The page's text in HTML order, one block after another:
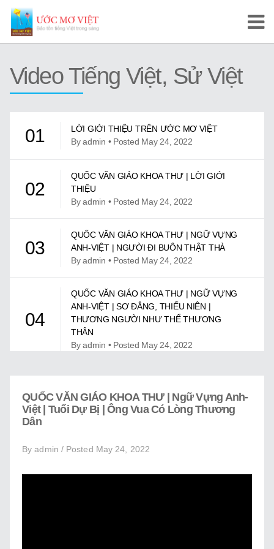
Cuộc Thi Ước Mơ Việt
Hướng Dẫn
Tài Liệu Học Tập
Video Tự Học và Dạy Tiếng Việt
Video Đọc Truyện
Video Tiếng Việt, Sử Việt
Giới Thiệu
Trung Tâm Việt Ngữ
Video Tiếng Việt, Sử Việt
01
LỜI GIỚI THIỆU TRÊN ƯỚC MƠ VIỆT
By admin • Posted May 24, 2022
02
QUỐC VĂN GIÁO KHOA THƯ | LỜI GIỚI
THIỆU
By admin • Posted May 24, 2022
03
QUỐC VĂN GIÁO KHOA THƯ | NGỮ VỰNG
ANH-VIỆT | NGƯỜI ĐI BUÔN THẬT THÀ
By admin • Posted May 24, 2022
04
QUỐC VĂN GIÁO KHOA THƯ | NGỮ VỰNG
ANH-VIỆT | SƠ ĐẲNG, THIẾU NIÊN |
THƯƠNG NGƯỜI NHƯ THỂ THƯƠNG
THÂN
By admin • Posted May 24, 2022
05
QUỐC VĂN GIÁO KHOA THƯ | NGỮ VỰNG
ANH-VIỆT | TUỔI DỰ BỊ | HỒ HOÀN KIẾM Ở
HÀ NỘI
By admin • Posted May 24, 2022
06
QUỐC VĂN GIÁO KHOA THƯ | NGỮ VỰNG
SẼ VÀ CÓ NGĂN NẮP
QUỐC VĂN GIÁO KHOA THƯ | Ngữ Vựng Anh-
Việt | Tuổi Dự Bị | Ông Vua Có Lòng Thương
Dân
By admin / Posted May 24, 2022